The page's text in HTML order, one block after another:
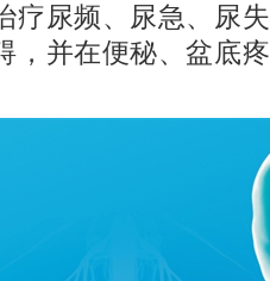
疗尿频、尿急、尿
，并在便秘、盆底